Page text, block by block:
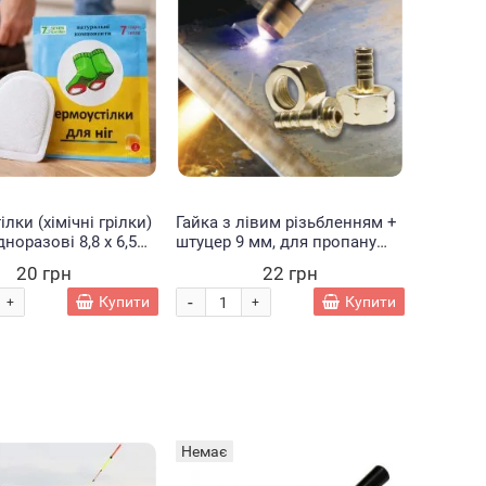
(хімічні грілки)
8,8 х 6,5
20 грн
+ Купити
Гайка з лівим різьбленням +
штуцер 9 мм, для пропану
22 грн
+
- Купити
Немає